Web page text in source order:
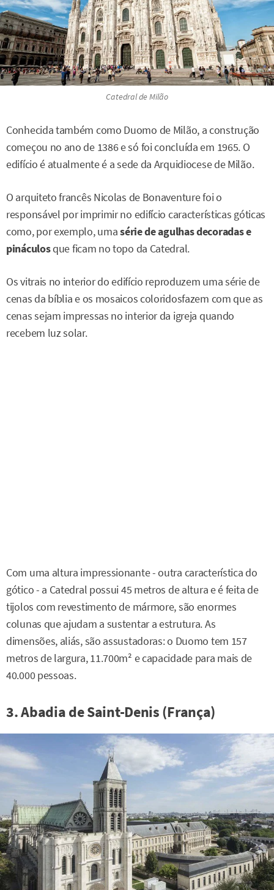
Catedral de Milão
Conhecida também como Duomo de Milão, a construção
começou no ano de 1386 e só foi concluída em 1965. O
edifício é atualmente é a sede da Arquidiocese de Milão.
O arquiteto francês Nicolas de Bonaventure foi o
responsável por imprimir no edifício características góticas
como, por exemplo, umasérie deagulhas decoradas e
pináculosque ficam no topo da Catedral.
Os vitrais no interior do edifício reproduzem uma série de
cenas da bíblia e os mosaicos coloridosfazem com que as
cenas sejam impressas no interior da igreja quando
recebem luz solar.
Com uma altura impressionante - outra característica do
gótico - a Catedral possui 45 metros de altura e é feita de
tijolos com revestimento de mármore, são enormes
colunas que ajudam a sustentar a estrutura. As
dimensões, aliás, são assustadoras: o Duomo tem 157
metros de largura, 11.700m² e capacidade para mais de
40.000 pessoas.
3. Abadia de Saint-Denis (França)